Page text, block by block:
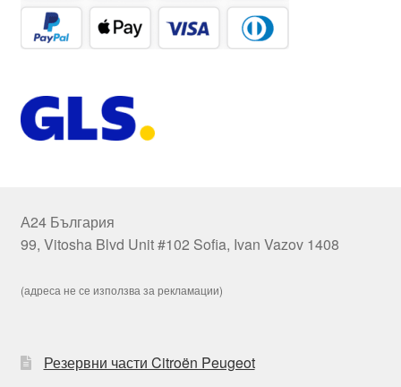
А24 България
99, Vitosha Blvd Unit #102 Sofia, Ivan Vazov 1408
(адреса не се използва за рекламации)
Резервни части Citroën Peugeot